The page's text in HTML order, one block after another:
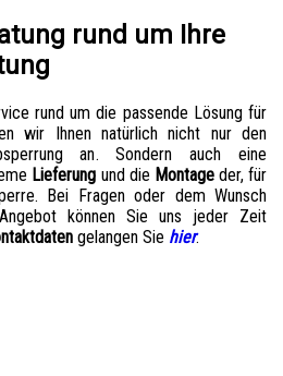
rund um Ihre
rund um die passende Lösung für
wir Ihnen natürlich nicht nur den
an. Sondern auch eine
Lieferung und die Montageder, für
Bei Fragen oder dem Wunsch
können Sie uns jeder Zeit
gelangen Sie hier.